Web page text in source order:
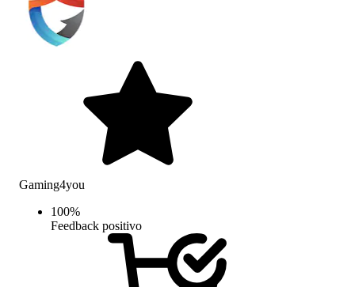
Gaming4you
100%
Feedback positivo